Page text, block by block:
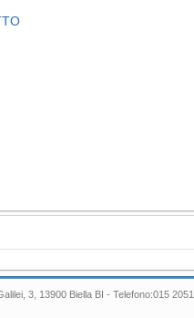
3, 13900 Biella BI - Telefono:015